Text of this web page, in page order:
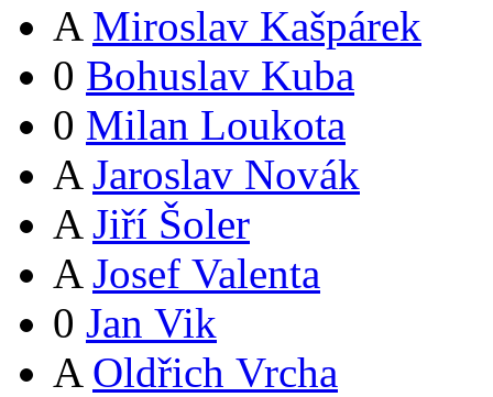
A Miroslav Kašpárek
0 Bohuslav Kuba
0 Milan Loukota
A Jaroslav Novák
A Jiří Šoler
A Josef Valenta
0 Jan Vik
A Oldřich Vrcha